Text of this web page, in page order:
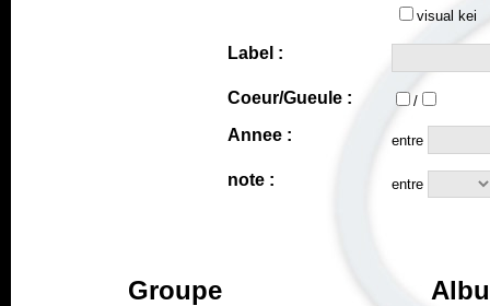
visual kei
Label :
Coeur/Gueule : /
Annee : entre
note : entre
Groupe